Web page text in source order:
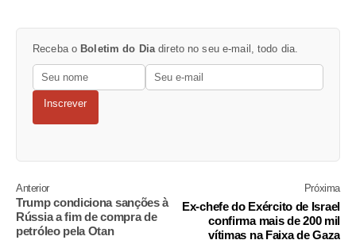
Receba o Boletim do Dia direto no seu e-mail, todo dia.
Inscrever
Anterior
Trump condiciona sanções à
Rússia a fim de compra de
petróleo pela Otan
Próxima
Ex-chefe do Exército de Israel
confirma mais de 200 mil
vítimas na Faixa de Gaza